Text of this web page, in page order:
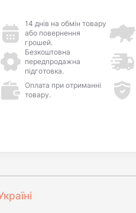
14 днів на обмін товару
або повернення
грошей.
Безкоштовна
передпродажна
підготовка.
Оплата при отриманні
товару.